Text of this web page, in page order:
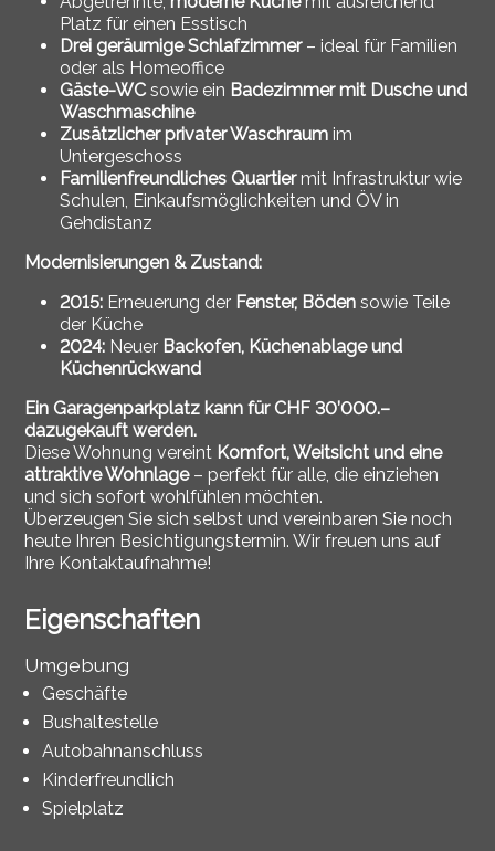
Platz für einen Esstisch
Drei geräumige Schlafzimmer– ideal für Familien
oder als Homeoffice
Gäste-WC sowie ein Badezimmer mit Dusche und
Waschmaschine
Zusätzlicher privater Waschraum im
Untergeschoss
Familienfreundliches Quartiermit Infrastruktur wie
Schulen, Einkaufsmöglichkeiten und ÖV in
Gehdistanz
Modernisierungen & Zustand:
2015: Erneuerung der Fenster, Böden sowie Teile
der Küche
2024: Neuer Backofen, Küchenablage und
Küchenrückwand
Ein Garagenparkplatz kann für CHF 30’000.–
dazugekauft werden.
Diese Wohnung vereint Komfort, Weitsicht und eine
attraktive Wohnlage– perfekt für alle, die einziehen
und sich sofort wohlfühlen möchten.
Überzeugen Sie sich selbst und vereinbaren Sie noch
heute Ihren Besichtigungstermin. Wir freuen uns auf
Ihre Kontaktaufnahme!
Eigenschaften
Umgebung
Geschäfte
Bushaltestelle
Autobahnanschluss
Kinderfreundlich
Spielplatz